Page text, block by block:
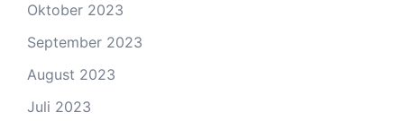
Oktober 2023
September 2023
August 2023
Juli 2023